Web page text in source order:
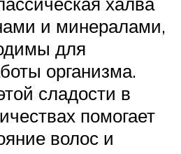
и минералами,
для
организма.
сладости в
помогает
волос и